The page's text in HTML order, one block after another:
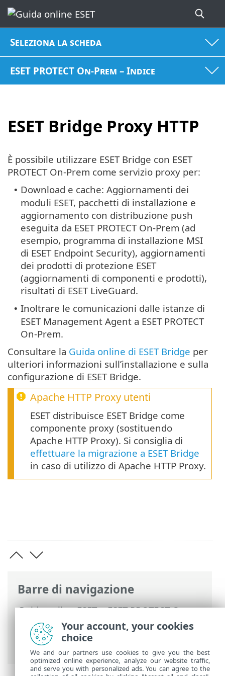
Seleziona la scheda
ESET PROTECT On-Prem – Indice
ESET Bridge Proxy HTTP
Barre di navigazione
Guida online ESET>ESET PROTECT On-
Prem> Introduzione>Architettura>
Proxy HTTP per la connessione agente -
server
È possibile utilizzare ESET Bridge con ESET
PROTECT On-Prem come servizio proxy per:
• Download e cache: Aggiornamenti dei
moduli ESET, pacchetti di installazione e
aggiornamento con distribuzione push
eseguita da ESET PROTECT On-Prem (ad
esempio, programma di installazione MSI
di ESET Endpoint Security), aggiornamenti
dei prodotti di protezione ESET
(aggiornamenti di componenti e prodotti),
risultati di ESET LiveGuard.
• Inoltrare le comunicazioni dalle istanze di
ESET Management Agent a ESET PROTECT
On-Prem.
Consultare la Guida online di ESET Bridge per
ulteriori informazioni sull’installazione e sulla
configurazione di ESET Bridge.
Apache HTTP Proxy utenti
ESET distribuisce ESET Bridge come
componente proxy (sostituendo
Apache HTTP Proxy). Si consiglia di
effettuare la migrazione a ESET Bridge
in caso di utilizzo di Apache HTTP Proxy.
Your account, your cookies
choice
We and our partners use cookies to give you the best
optimized online experience, analyze our website traffic,
and serve you with personalized ads. You can agree to the